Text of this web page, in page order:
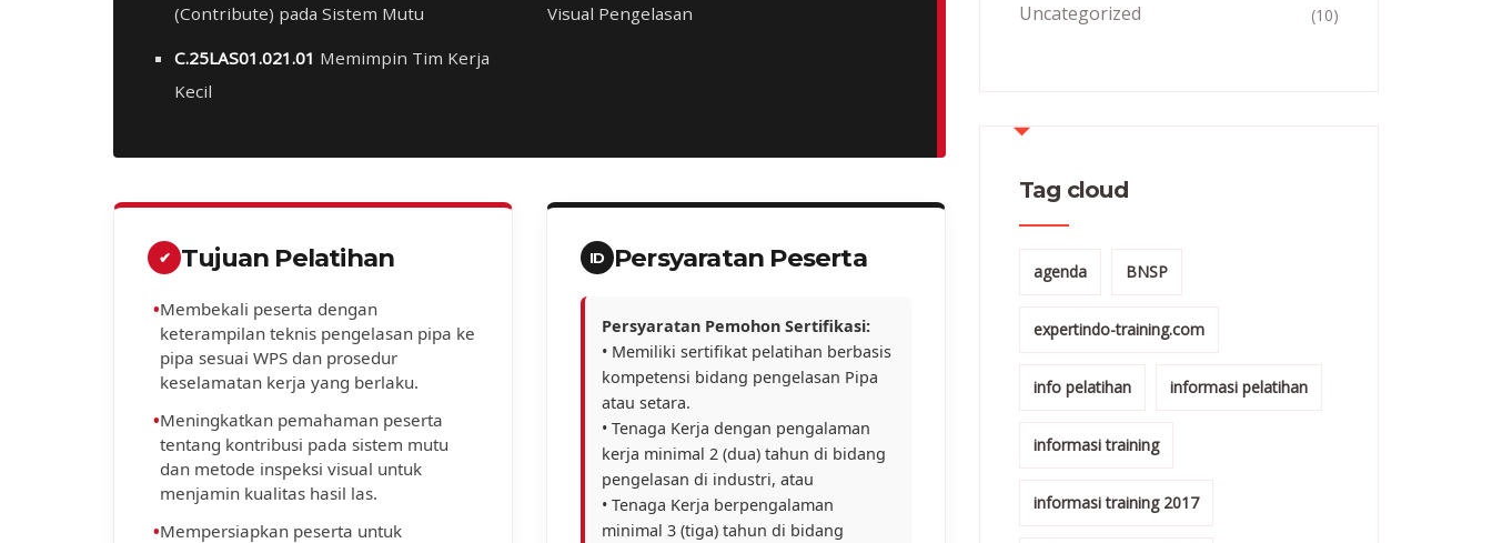
(Contribute) pada Sistem Mutu
C.25LAS01.021.01 Memimpin Tim Kerja
Kecil
Visual Pengelasan
✔ Tujuan Pelatihan
•Membekali peserta dengan
keterampilan teknis pengelasan pipa ke
pipa sesuai WPS dan prosedur
keselamatan kerja yang berlaku.
•Meningkatkan pemahaman peserta
tentang kontribusi pada sistem mutu
dan metode inspeksi visual untuk
menjamin kualitas hasil las.
•Mempersiapkan peserta untuk
ID Persyaratan Peserta
Persyaratan Pemohon Sertifikasi:
• Memiliki sertifikat pelatihan berbasis
kompetensi bidang pengelasan Pipa
atau setara.
• Tenaga Kerja dengan pengalaman
kerja minimal 2 (dua) tahun di bidang
pengelasan di industri, atau
• Tenaga Kerja berpengalaman
minimal 3 (tiga) tahun di bidang
Uncategorized (10)
Tag cloud
agenda BNSP
expertindo-training.com
info pelatihan informasi pelatihan
informasi training
informasi training 2017